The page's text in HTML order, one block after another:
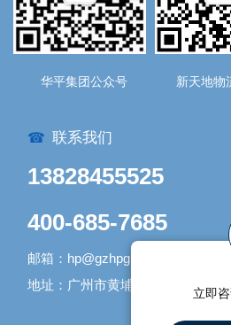
华平集团公众号 新天地物
☎ 联系我们
13828455525
400-685-7685
邮箱：hp@gzhpgroup.com
地址：广州市黄埔区开发大道1338
立即